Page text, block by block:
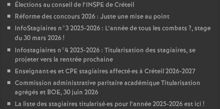
Élections au conseil de l’INSPE de Créteil
Réforme des concours 2026 : Juste une mise au point
InfoStagiaires n°3 2025-2026 : L’année de tous les combats ?, stage
du 30 mars 2026!
Infostagiaires n°4 2025-2026 : Titularisation des stagiaires, se
projeter vers la rentrée prochaine
Enseignant·es etCPE stagiaires affecté·es à Créteil 2026-2027
Commission administrative paritaire académique Titularisation
agrégés et BOE, 30 juin 2026
La liste des stagiaires titularisé·es pour l’année 2025-2026 est ici !